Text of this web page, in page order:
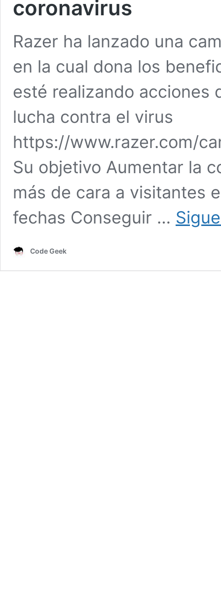
coronavirus
Razer ha lanzado una
en la cual dona los
esté realizando acciones
lucha contra el virus
https://www.razer.com/
Su objetivo Aumentar la
más de cara a visitantes
fechas Conseguir …
Code Geek